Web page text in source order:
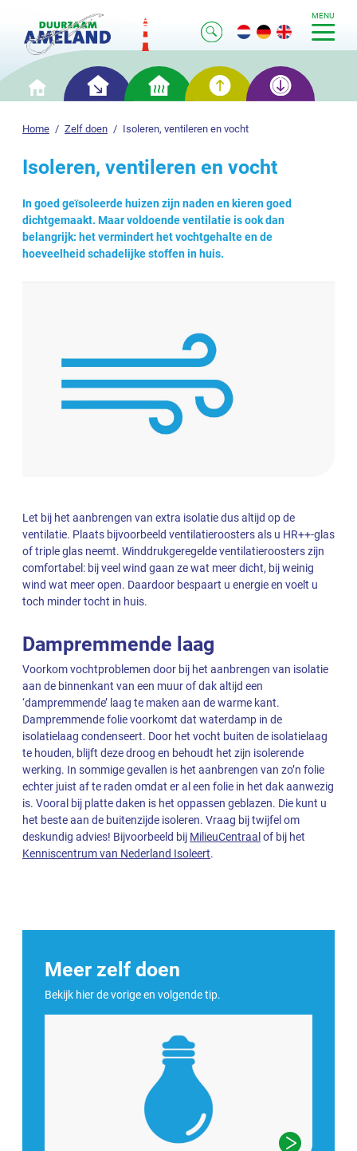
MENU
Home Zelf doen Isoleren, ventileren en vocht
Isoleren, ventileren en vocht
In goed geïsoleerde huizen zijn naden en kieren goed
dichtgemaakt. Maar voldoende ventilatie is ook dan
belangrijk: het vermindert het vochtgehalte en de
hoeveelheid schadelijke stoffen in huis.
Let bij het aanbrengen van extra isolatie dus altijd op de
ventilatie. Plaats bijvoorbeeld ventilatieroosters als u HR++-glas
of triple glas neemt. Winddrukgeregelde ventilatieroosters zijn
comfortabel: bij veel wind gaan ze wat meer dicht, bij weinig
wind wat meer open. Daardoor bespaart u energie en voelt u
toch minder tocht in huis.
Dampremmende laag
Voorkom vochtproblemen door bij het aanbrengen van isolatie
aan de binnenkant van een muur of dak altijd een
‘dampremmende’ laag te maken aan de warme kant.
Dampremmende folie voorkomt dat waterdamp in de
isolatielaag condenseert. Door het vocht buiten de isolatielaag
te houden, blijft deze droog en behoudt het zijn isolerende
werking. In sommige gevallen is het aanbrengen van zo’n folie
echter juist af te raden omdat er al een folie in het dak aanwezig
is. Vooral bij platte daken is het oppassen geblazen. Die kunt u
het beste aan de buitenzijde isoleren. Vraag bij twijfel om
deskundig advies! Bijvoorbeeld bij MilieuCentraal of bij het
Kenniscentrum van Nederland Isoleert.
Meer zelf doen
Bekijk hier de vorige en volgende tip.